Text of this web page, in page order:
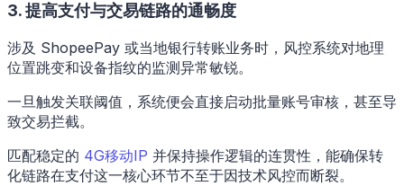
3. 提高支付与交易链路的通畅度
涉及 ShopeePay 或当地银行转账业务时，风控系统对地理
位置跳变和设备指纹的监测异常敏锐。
一旦触发关联阈值，系统便会直接启动批量账号审核，甚至导
致交易拦截。
匹配稳定的 4G移动IP 并保持操作逻辑的连贯性，能确保转
化链路在支付这一核心环节不至于因技术风控而断裂。